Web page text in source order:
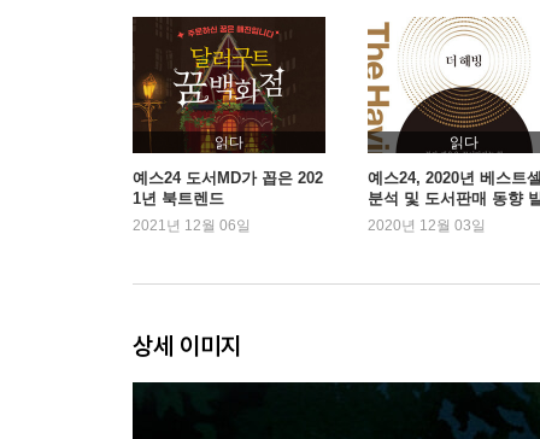
PART 2
마음을 다지는 순간, 공부는 재미있어진다
02 내 인생은 오직 한 번뿐이기 때문에
_공부하지 않기에는 내 인생에게 미안하니까
_공부는 내 마음을 한 뼘씩 성장시킨다
_꿈, 목표, 그리고 욕망은 각각 다르다
Beyond Story ‘뿌리의 시절’을 기꺼이 받아들이는
_내 인생에서 가장 후회되는 일
_너 진짜 이러고 있을 때가 아니다
읽다
예스24 도서MD가 꼽은 202
1년 북트렌드
2021년 12월 06일
읽다
예스24, 2020년 베스트
분석 및 도서판매 동향
2020년 12월 03일
상세 이미지